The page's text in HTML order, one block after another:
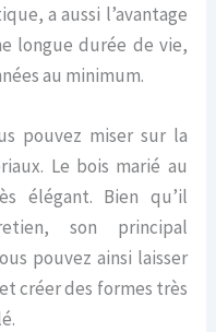
a aussi l’avantage
longue durée de vie,
au minimum.
pouvez miser sur la
Le bois marié au
élégant. Bien qu’il
son principal
pouvez ainsi laisser
créer des formes très